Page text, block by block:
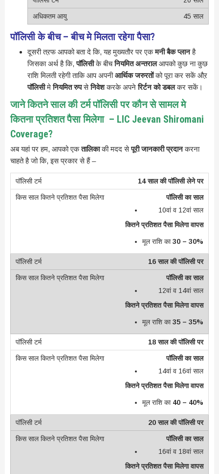
45 साल
पॉलिसी के बीच – बीच मे मिलता रहेगा पैसा?
दूसरी तऱफ आपको बता दे कि, यह मुख्यतौर पर एकमनी बैक प्लानहै
जिसका अर्थ है कि,पॉलिसीके बीचनियमित अन्तरालआपको कुछ ना कुछ
राशि मिलती रहेगी ताकि आप अपनीआर्थिक जरुरतोंको पूरा कर सकें औऱ
पॉलिसीमेनियमित रुपसेनिवेशकरके अपनेरिर्टन को डबलकर सकें।
जाने कितने साल की टर्म पॉलिसी पर कौन से सामल मे
कितना प्रतिशत पैसा मिलेगा – LIC Jeevan Shiromani
Coverage?
अब यहां पर हम, आपको एकतालिकाकी मदद सेपूरी जानकारी प्रदानकरना
चाहते है जो कि, इस प्रकार से हैं –
14 साल की पॉलिसी लेने पर
पॉलिसी का साल
10वां व 12वां साल
कितने प्रतिशत पैसा मिलेगा वापस
मूल राशि का30 – 30%
16 साल की पॉलिसी पर
पॉलिसी का साल
12वां व 14वां साल
कितने प्रतिशत पैसा मिलेगा वापस
मूल राशि का35 – 35%
18 साल की पॉलिसी पर
पॉलिसी का साल
14वां व 16वां साल
कितने प्रतिशत पैसा मिलेगा वापस
मूल राशि का 40 – 40%
20 साल की पॉलिसी पर
पॉलिसी का साल
16वां व 18वां साल
कितने प्रतिशत पैसा मिलेगा वापस